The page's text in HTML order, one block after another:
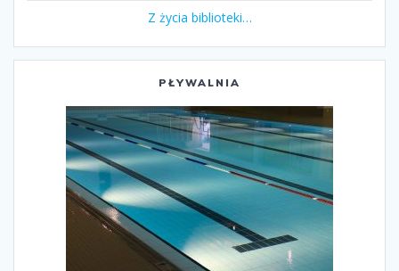
Z życia biblioteki…
PŁYWALNIA